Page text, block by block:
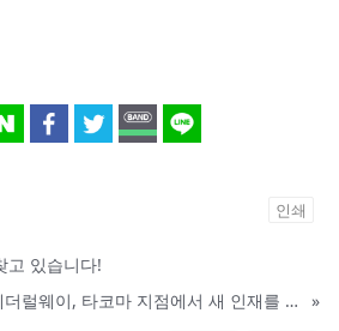
인쇄
고 있습니다!
유니뱅크 (UniBank) – 페더럴웨이, 타코마 지점에서 새 인재를 찾습니다.
»